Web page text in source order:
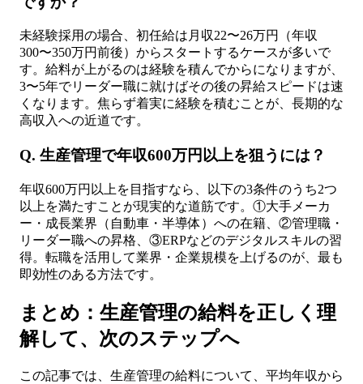
未経験採用の場合、初任給は月収22〜26万円（年収
300〜350万円前後）からスタートするケースが多いで
す。給料が上がるのは経験を積んでからになりますが、
3〜5年でリーダー職に就けばその後の昇給スピードは速
くなります。焦らず着実に経験を積むことが、長期的な
高収入への近道です。
Q. 生産管理で年収600万円以上を狙うには？
年収600万円以上を目指すなら、以下の3条件のうち2つ
以上を満たすことが現実的な道筋です。①大手メーカ
ー・成長業界（自動車・半導体）への在籍、②管理職・
リーダー職への昇格、③ERPなどのデジタルスキルの習
得。転職を活用して業界・企業規模を上げるのが、最も
即効性のある方法です。
まとめ：生産管理の給料を正しく理
解して、次のステップへ
この記事では、生産管理の給料について、平均年収から